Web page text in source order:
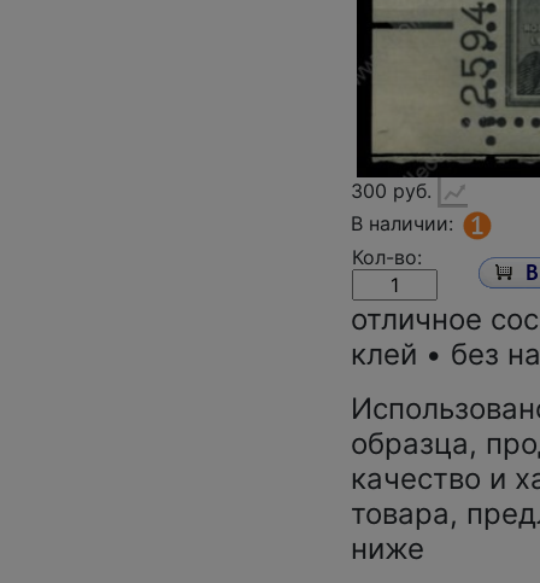
300 руб.
В наличии:
Кол-во:
отличное
клей • без
образца,
качество и
товара,
ниже